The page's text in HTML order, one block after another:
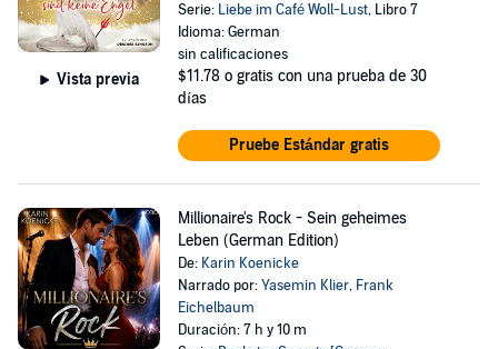
Vista previa
Serie: Liebe im Café Woll-Lust, Libro 7
Idioma: German
sin calificaciones
$11.78 o gratis con una prueba de 30
días
Pruebe Estándar gratis
Millionaire's Rock - Sein geheimes
Leben (German Edition)
De: Karin Koenicke
Narrado por:Yasemin Klier, Frank
Eichelbaum
Duración: 7 h y 10 m